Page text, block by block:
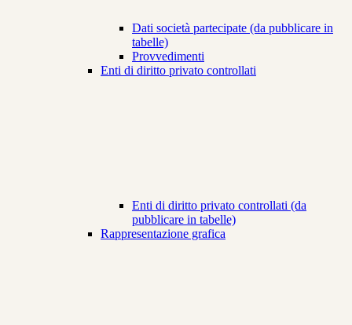
Dati società partecipate (da pubblicare in
tabelle)
Provvedimenti
Enti di diritto privato controllati
Enti di diritto privato controllati (da
pubblicare in tabelle)
Rappresentazione grafica